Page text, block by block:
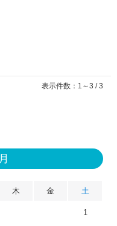
表示件数：1～3 / 3
木 金 土
1